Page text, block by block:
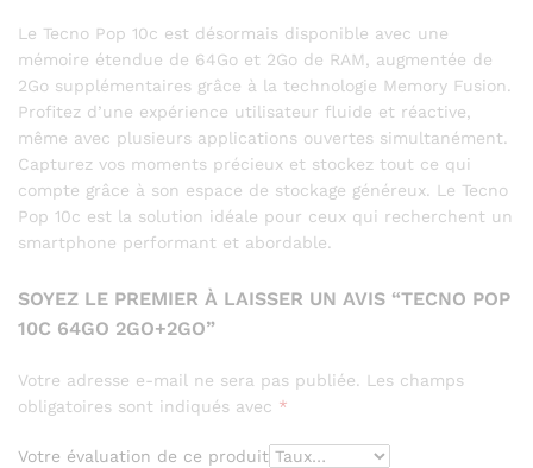
Le Tecno Pop 10c est désormais disponible avec une
mémoire étendue de 64Go et 2Go de RAM, augmentée de
2Go supplémentaires grâce à la technologie Memory Fusion.
Profitez d’une expérience utilisateur fluide et réactive,
même avec plusieurs applications ouvertes simultanément.
Capturez vos moments précieux et stockez tout ce qui
compte grâce à son espace de stockage généreux. Le Tecno
Pop 10c est la solution idéale pour ceux qui recherchent un
smartphone performant et abordable.
SOYEZ LE PREMIER À LAISSER UN AVIS “TECNO POP
10C 64GO 2GO+2GO”
Votre adresse e-mail ne sera pas publiée. Les champs
obligatoires sont indiqués avec *
Votre évaluation de ce produit